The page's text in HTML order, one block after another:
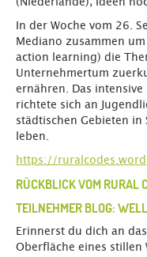
(Niederlande), Ideen
In der Woche vom 26.
Mediano zusammen
action learning) die
Unternehmertum
ernähren. Das
richtete sich an
städtischen Gebieten
leben.
https://
RÜCKBLICK VOM RURAL
TEILNEHMER BLOG:
Erinnerst du dich an
Oberfläche eines stillen